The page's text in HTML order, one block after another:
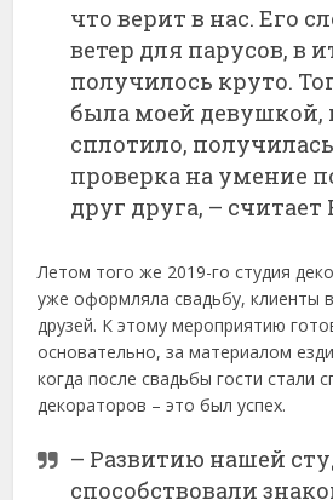
что верит в нас. Его
ветер для парусов, в
получилось круто.
была моей девушкой,
сплотило,
проверка на умение
друг друга, – считает
Летом того же 2019-го студия
уже оформляла свадьбу, клиенты
друзей. К этому мероприятию
основательно, за материалом
когда после свадьбы гости стали
декораторов – это был успех.
– Развитию нашей
способствовали